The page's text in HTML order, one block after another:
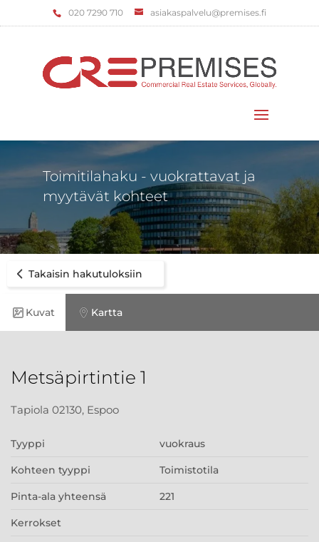
‌020 7290 710 asiakaspalvelu@premises.fi
Toimitilahaku - vuokrattavat ja
myytävät kohteet
Takaisin hakutuloksiin
Kuvat Kartta
Metsäpirtintie 1
Tapiola 02130, Espoo
Tyyppi vuokraus
Kohteen tyyppi Toimistotila
Pinta-ala yhteensä 221
Kerrokset